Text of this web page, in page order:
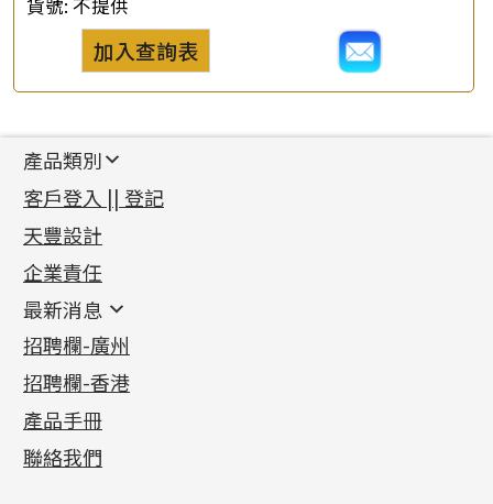
貨號: 不提供
加入查詢表
產品類別
新產品
足金系列
足金配件
機織鏈系列
珠仔鏈
镶口链
管狀網鏈
十字車花鏈系列
十字閃O鏈系列
十字錘打鏈系列
側身車花鏈系列
側身鏈系列
首飾配件
耳環類配件
卷迫系列
螺絲迫系列
梅花迫系列
平臺迫系列
綫拍系列
美拍系列
鏈類配件
動感車花吊墜
調節珠系列
生圈扣系列
龍蝦扣系列
鴨俐制系列
其他類配件
珠盤系列
袖口鈕系列
焊片及鐳射綫
空心車花管
珠類配件
無孔光身珠
空心光身珠
無孔批花珠
鑲口類
四爪頭系列
六爪頭系列
車花片
動感車花片
鑲口戒指
鑲口手鏈系列
首飾系列
手镯系列
戒指系列
空心耳環
空心车花管首饰链
空心手鐲系列
貴金屬原料
千足金
記憶金屬系列
記憶戒指
拉簧珠珠手鏈
記憶鈦手鐲
客戶登入 || 登記
天豐設計
企業責任
最新消息
最新消息
各項證書(2)
相片集(9)
展覽會資訊
最新產品資訊
招聘欄-廣州
招聘欄-香港
產品手冊
聯絡我們